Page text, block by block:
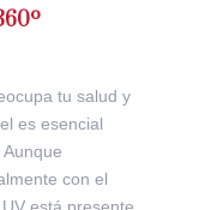
tu salud y
es esencial
con el